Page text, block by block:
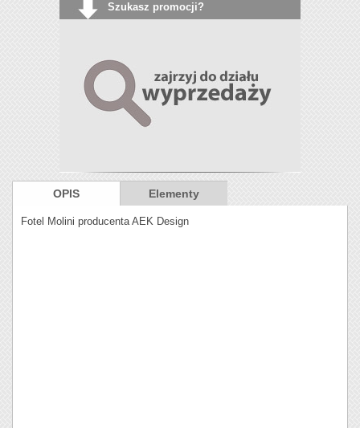
Szukasz promocji?
OPIS Elementy
Fotel Molini producenta AEK Design